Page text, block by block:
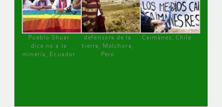
Pueblo Shuar
dice no a la
minería, Ecuador
defensora de la
tierra, Melchora,
Perú
Caimanes, Chile